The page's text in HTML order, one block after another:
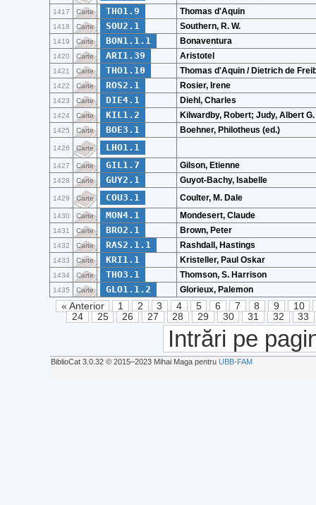
1417 Carte THO1.9 Thomas d'Aquin
1418 Carte SOU2.1 Southern, R. W.
1419 Carte BON1.1.1 Bonaventura
1420 Carte ARI1.39 Aristotel
1421 Carte THO1.10 Thomas d'Aquin / Dietrich de
1422 Carte ROS2.1 Rosier, Irene
1423 Carte DIE4.1 Diehl, Charles
1424 Carte KIL1.2 Kilwardby, Robert; Judy, Albert G.
1425 Carte BOE3.1 Boehner, Philotheus (ed.)
1426 Carte LHO1.1
1427 Carte GIL1.7 Gilson, Etienne
1428 Carte GUY2.1 Guyot-Bachy, Isabelle
1429 Carte COU3.1 Coulter, M. Dale
1430 Carte MON4.1 Mondesert, Claude
1431 Carte BRO2.1 Brown, Peter
1432 Carte RAS2.1.1 Rashdall, Hastings
1433 Carte KRI1.1 Kristeller, Paul Oskar
1434 Carte THO3.1 Thomson, S. Harrison
1435 Carte GLO1.1.2 Glorieux, Palemon
« Anterior 1 2 3 4 5 6 7 8 9
10
24
25 26 27 28 29 30 31 32 33
Intrări pe
BiblioCat 3.0.32 © 2015‒2023 Mihai Maga pentru UBB-FAM